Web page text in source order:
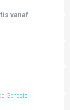
vanaf
Genesis